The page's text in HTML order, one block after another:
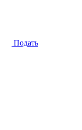
Подать